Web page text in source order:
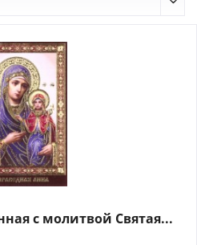
с молитвой Святая...